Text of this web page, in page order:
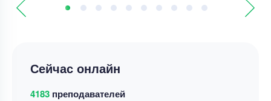
Сейчас онлайн
4183 преподавателей